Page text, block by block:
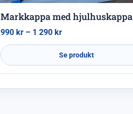
Markkappa med hjulhuskappa
990kr – 1 290kr
Se produkt